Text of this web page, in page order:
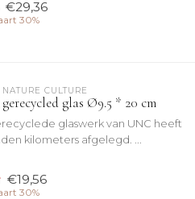
€29,36
30%
CULTURE
glas Ø9.5 * 20 cm
glaswerk van UNC heeft
kilometers afgelegd. ...
€19,56
30%